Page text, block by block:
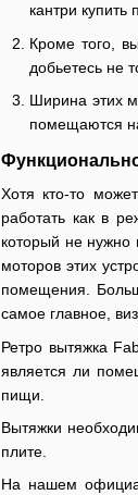
кантри
Кроме того,
добьетесь не
Ширина этих
помещаются
Хотя кто-то
работать как в
который не нужно
моторов этих
помещения.
самое главное,
Ретро вытяжка
является ли
пищи.
Вытяжки
плите.
На нашем